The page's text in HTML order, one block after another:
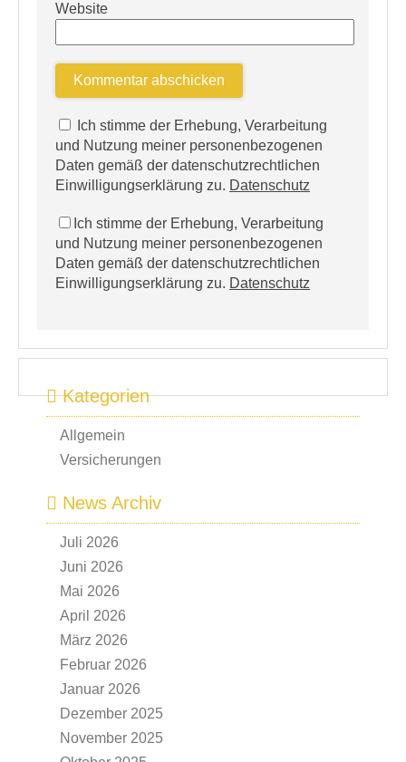
Website
Ich stimme der Erhebung, Verarbeitung
und Nutzung meiner personenbezogenen
Daten gemäß der datenschutzrechtlichen
Einwilligungserklärung zu. Datenschutz
Ich stimme der Erhebung, Verarbeitung
und Nutzung meiner personenbezogenen
Daten gemäß der datenschutzrechtlichen
Einwilligungserklärung zu. Datenschutz
Kategorien
Allgemein
Versicherungen
News Archiv
Juli 2026
Juni 2026
Mai 2026
April 2026
März 2026
Februar 2026
Januar 2026
Dezember 2025
November 2025